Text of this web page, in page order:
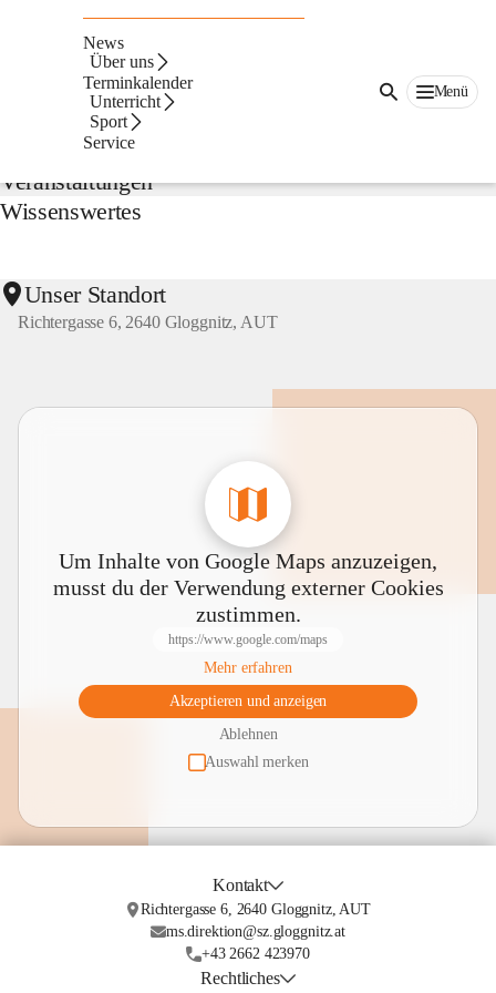
News
Über uns
Terminkalender
Unterricht
Sport
Service
Menü
Aktuelles
Veranstaltungen
Wissenswertes
Unser Standort
Richtergasse 6, 2640 Gloggnitz, AUT
Um Inhalte von Google Maps anzuzeigen,
musst du der Verwendung externer Cookies
zustimmen.
https://www.google.com/maps
Mehr erfahren
Akzeptieren und anzeigen
Ablehnen
Auswahl merken
Kontakt
Richtergasse 6, 2640 Gloggnitz, AUT
ms.direktion@sz.gloggnitz.at
+43 2662 423970
Rechtliches